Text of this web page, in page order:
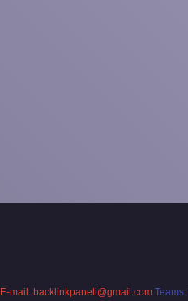
E-mail: backlinkpaneli@gmail.com Teams: